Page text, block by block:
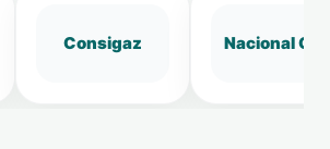
Consigaz Nacional Gás